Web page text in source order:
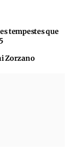
tempestes que
Zorzano